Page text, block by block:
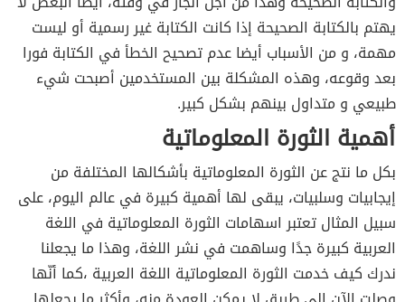
يهتم بالكتابة الصحيحة إذا كانت الكتابة غير رسمية أو ليست
مهمة، و من الأسباب أيضا عدم تصحيح الخطأ في الكتابة فورا
بعد وقوعه، وهذه المشكلة بين المستخدمين أصبحت شيء
طبيعي و متداول بينهم بشكل كبير.
أهمية الثورة المعلوماتية
بكل ما نتج عن الثورة المعلوماتية بأشكالها المختلفة من
إيجابيات وسلبيات، يبقى لها أهمية كبيرة في عالم اليوم، على
سبيل المثال تعتبر اسهامات الثورة المعلوماتية في اللغة
العربية كبيرة جدًا وساهمت في نشر اللغة، وهذا ما يجعلنا
ندرك كيف خدمت الثورة المعلوماتية اللغة العربية ،كما أنّها